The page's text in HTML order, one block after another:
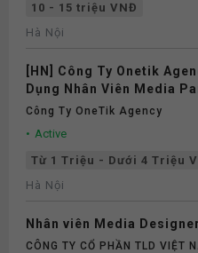
10 - 15 triệu VNĐ
Hà Nội
[HN] Công Ty Onetik
Dụng Nhân Viên Media
Công Ty OneTik Agency
Active
Từ 1 Triệu - Dưới 4 Triệu
Hà Nội
Nhân viên Media Designer
CÔNG TY CỔ PHẦN TLD VIỆT